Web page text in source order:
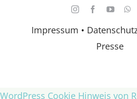
Impressum •
Presse
WordPress Cookie Hinweis von